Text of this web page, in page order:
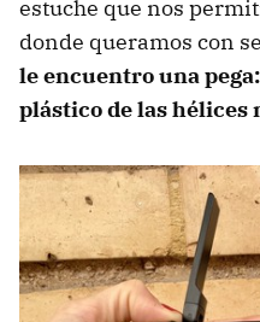
estuche que nos
donde queramos con
le encuentro una
plástico de las hélices